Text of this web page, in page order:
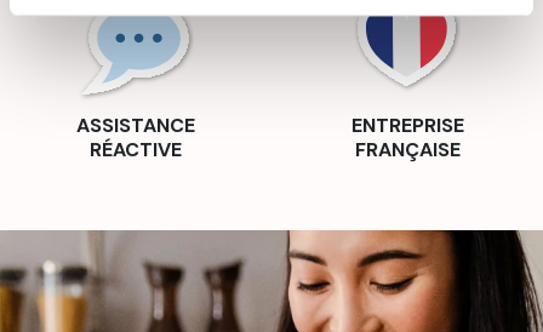
ASSISTANCE
RÉACTIVE
ENTREPRISE
FRANÇAISE